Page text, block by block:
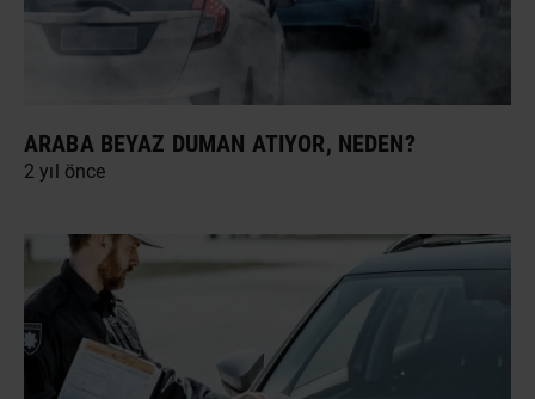
ARABA BEYAZ DUMAN ATIYOR, NEDEN?
2 yıl önce